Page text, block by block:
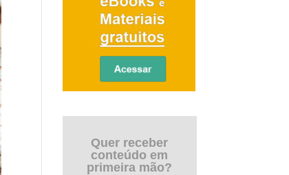
Quer receber
conteúdo em
primeira mão?